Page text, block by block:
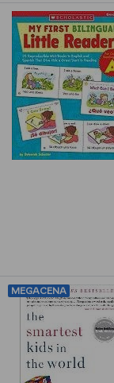
MEGACENA